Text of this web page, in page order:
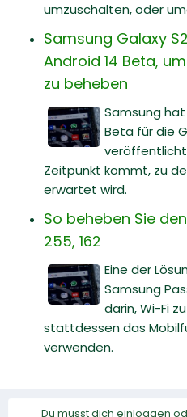
umzuschalten, oder
Samsung Galaxy
Android 14 Beta,
zu beheben
Samsung
Beta für die
Zeitpunkt kommt, zu
erwartet wird.
So beheben Sie
255, 162
Eine der
Samsung
darin, Wi-Fi
stattdessen das
verwenden.
Du musst dich einloggen